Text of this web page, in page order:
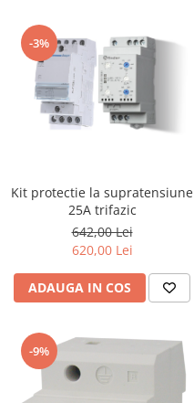
-3%
Kit protectie la supratensiune
25A trifazic
642,00 Lei
620,00 Lei
ADAUGA IN COS
-9%